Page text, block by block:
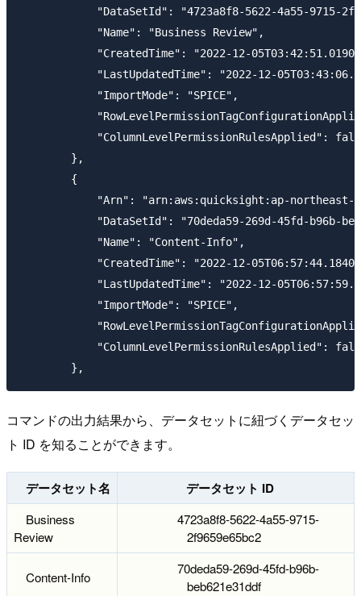
"DataSetId": "4723a8f8-5622-4a55-9715-
            "Name": "Business Review",
"CreatedTime": "2022-12-
"LastUpdatedTime": "2022-12-
            "ImportMode": "SPICE",
"ColumnLevelPermissionRulesApplied":
        },
        {
"Arn": "arn:aws:quicksight:ap-
"DataSetId": "70deda59-269d-45fd-b96b-
            "Name": "Content-Info",
"CreatedTime": "2022-12-
"LastUpdatedTime": "2022-12-
            "ImportMode": "SPICE",
"ColumnLevelPermissionRulesApplied":
コマンドの出力結果から、データセットに紐づくデータセッ
ト ID を知ることができます。
データセット名 データセット ID
Business
Review
4723a8f8-5622-4a55-9715-
2f9659e65bc2
Content-Info
70deda59-269d-45fd-b96b-
beb621e31ddf